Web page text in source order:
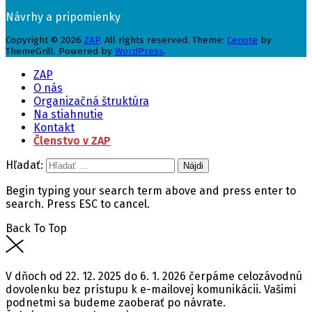
Návrhy a pripomienky
Copyright © 2026 ZAP. All rights reserved. Theme: Cenote by
ThemeGrill. Powered by WordPress.
ZAP
O nás
Organizačná štruktúra
Na stiahnutie
Kontakt
Členstvo v ZAP
Hľadať:
Begin typing your search term above and press enter to
search. Press ESC to cancel.
Back To Top
V dňoch od 22. 12. 2025 do 6. 1. 2026 čerpáme celozávodnú
dovolenku bez prístupu k e-mailovej komunikácii. Vašimi
podnetmi sa budeme zaoberať po návrate.